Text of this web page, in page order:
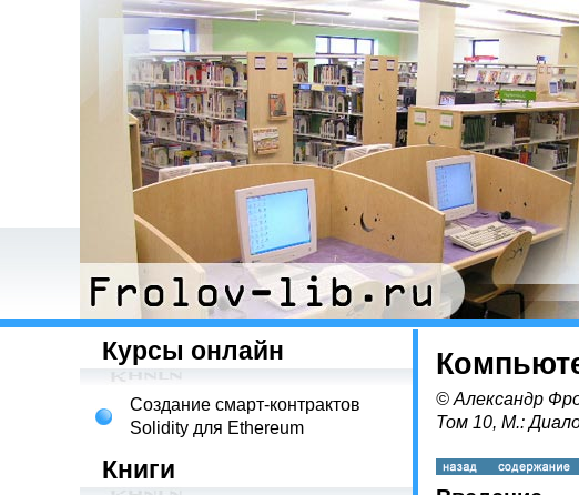
Курсы онлайн
Создание смарт-контрактов
Solidity для Ethereum
Книги
© Александр
Том 10, М.: